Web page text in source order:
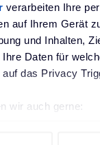
verarbeiten Ihre
auf Ihrem Gerät
und Inhalten,
Daten für
das Privacy
wir auch gerne:
inclus)